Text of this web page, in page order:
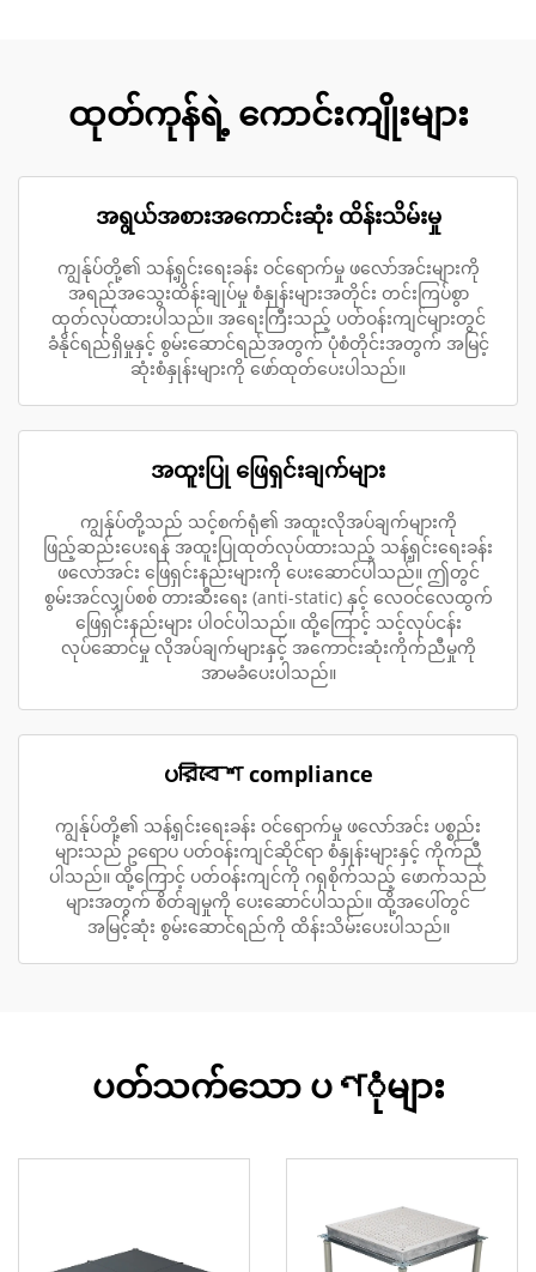
ထုတ်ကုန်ရဲ့ ကောင်းကျိုးများ
အရွယ်အစားအကောင်းဆုံး ထိန်းသိမ်းမှု
ကျွန်ုပ်တို့၏ သန့်ရှင်းရေးခန်း ဝင်ရောက်မှု ဖလော်အင်းများကို
အရည်အသွေးထိန်းချုပ်မှု စံနှုန်းများအတိုင်း တင်းကြပ်စွာ
ထုတ်လုပ်ထားပါသည်။ အရေးကြီးသည့် ပတ်ဝန်းကျင်များတွင်
ခံနိုင်ရည်ရှိမှုနှင့် စွမ်းဆောင်ရည်အတွက် ပုံစံတိုင်းအတွက် အမြင့်
ဆုံးစံနှုန်းများကို ဖော်ထုတ်ပေးပါသည်။
အထူးပြု ဖြေရှင်းချက်များ
ကျွန်ုပ်တို့သည် သင့်စက်ရုံ၏ အထူးလိုအပ်ချက်များကို
ဖြည့်ဆည်းပေးရန် အထူးပြုထုတ်လုပ်ထားသည့် သန့်ရှင်းရေးခန်း
ဖလော်အင်း ဖြေရှင်းနည်းများကို ပေးဆောင်ပါသည်။ ဤတွင်
စွမ်းအင်လျှပ်စစ် တားဆီးရေး (anti-static) နှင့် လေဝင်လေထွက်
ဖြေရှင်းနည်းများ ပါဝင်ပါသည်။ ထို့ကြောင့် သင့်လုပ်ငန်း
လုပ်ဆောင်မှု လိုအပ်ချက်များနှင့် အကောင်းဆုံးကိုက်ညီမှုကို
အာမခံပေးပါသည်။
ပরিবেশ compliance
ကျွန်ုပ်တို့၏ သန့်ရှင်းရေးခန်း ဝင်ရောက်မှု ဖလော်အင်း ပစ္စည်း
များသည် ဥရောပ ပတ်ဝန်းကျင်ဆိုင်ရာ စံနှုန်းများနှင့် ကိုက်ညီ
ပါသည်။ ထို့ကြောင့် ပတ်ဝန်းကျင်ကို ဂရုစိုက်သည့် ဖောက်သည်
များအတွက် စိတ်ချမှုကို ပေးဆောင်ပါသည်။ ထို့အပေါ်တွင်
အမြင့်ဆုံး စွမ်းဆောင်ရည်ကို ထိန်းသိမ်းပေးပါသည်။
ပတ်သက်သော ပণုံများ